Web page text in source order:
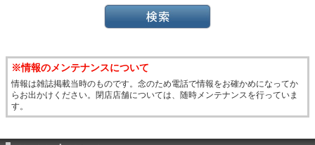
※情報のメンテナンスについて
情報は雑誌掲載当時のものです。念のため電話で情報をお確かめになってか
らお出かけください。閉店店舗については、随時メンテナンスを行っていま
す。